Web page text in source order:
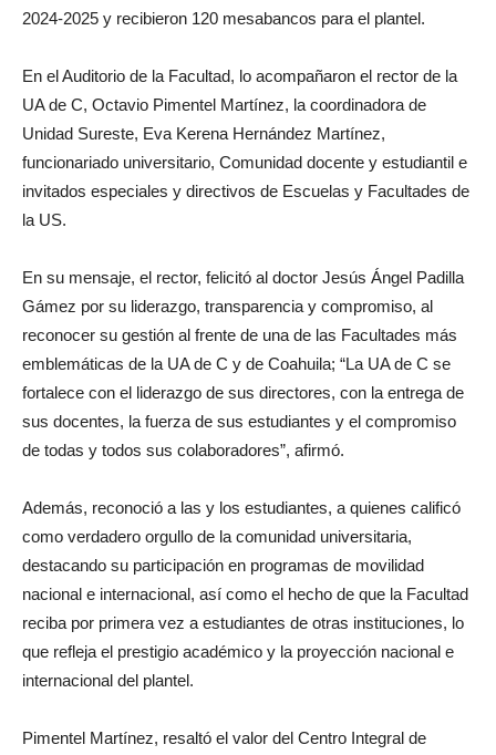
2024-2025 y recibieron 120 mesabancos para el plantel.
En el Auditorio de la Facultad, lo acompañaron el rector de la
UA de C, Octavio Pimentel Martínez, la coordinadora de
Unidad Sureste, Eva Kerena Hernández Martínez,
funcionariado universitario, Comunidad docente y estudiantil e
invitados especiales y directivos de Escuelas y Facultades de
la US.
En su mensaje, el rector, felicitó al doctor Jesús Ángel Padilla
Gámez por su liderazgo, transparencia y compromiso, al
reconocer su gestión al frente de una de las Facultades más
emblemáticas de la UA de C y de Coahuila; “La UA de C se
fortalece con el liderazgo de sus directores, con la entrega de
sus docentes, la fuerza de sus estudiantes y el compromiso
de todas y todos sus colaboradores”, afirmó.
Además, reconoció a las y los estudiantes, a quienes calificó
como verdadero orgullo de la comunidad universitaria,
destacando su participación en programas de movilidad
nacional e internacional, así como el hecho de que la Facultad
reciba por primera vez a estudiantes de otras instituciones, lo
que refleja el prestigio académico y la proyección nacional e
internacional del plantel.
Pimentel Martínez, resaltó el valor del Centro Integral de